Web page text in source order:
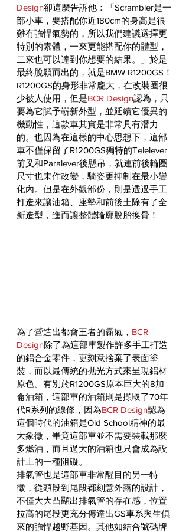
Design卻這麼告訴他：「Scrambler是一
部小車，要搭配你近180cm的身高是很
難有強悍氣勢的，所以我們建議選擇更
特別的素體，一來更能搭配你的體型，
二來也可以達到你想要的結果。」於是
最終脫穎而出的，就是BMW R1200GS！
R1200GS的身形非常龐大，在改裝圈很
少被人使用，但是BCR Design認為，只
要為它賦予嶄新外型，並延續它優異的
機動性，這款車其實是非常具有潛力
的。也因為在這樣的中心思想下，這部
車不僅保留了R1200GS獨特的Telelever
前叉和Paralever後懸吊，就連前後輪圈
尺寸也未作改變，騎姿更抑制在最小變
化內。但是在外觀部份，則是透過手工
打造來讓油箱、座墊和前後土除有了全
新造型，進而讓整體輪廓脫胎換骨！
為了營造出都會王者的霸氣， BCR
Design除了為這部車製作許多手工打造
的鋁合金零件，更刻意捨棄了表面塗
裝，而以最傳統的拋光方式來呈現鋁材
原色。有別於R1200GS原本巨大的8加
侖油箱，這部車的油箱則是擷取了70年
代R系列的線條，因為BCR Design認為
這個時代的油箱是Old School精神的最
大象徵，畢竟這部車並不需要裝載那麼
多燃油，而且過大的油箱也只會成為設
計上的一種阻礙。
排氣管也是這部車非常醒目的另一特
徵，從頭段到尾段都刻意外露的設計，
不僅大大凸顯出排氣管的存在感，位置
拉高的尾段更充分傳達出GS車系與生俱
來的強悍越野基因。其他如結合號碼牌